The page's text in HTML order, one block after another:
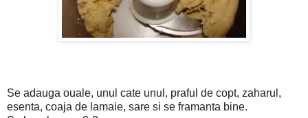
Se adauga ouale, unul cate unul, praful de copt, zaharul,
esenta, coaja de lamaie, sare si se framanta bine.